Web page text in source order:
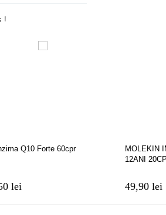
!
Q10 Forte 60cpr
lei
MOLEKIN
12ANI
49,90 lei